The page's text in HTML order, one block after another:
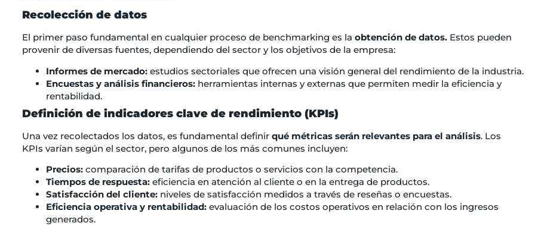
Recolección de datos
El primer paso fundamental en cualquier proceso de benchmarking es la obtención de datos.Estos pueden
provenir de diversas fuentes, dependiendo del sector y los objetivos de la empresa:
Informes de mercado:estudios sectoriales que ofrecen una visión general del rendimiento de la industria.
Encuestas y análisis financieros:herramientas internas y externas que permiten medir la eficiencia y
rentabilidad.
Definición de indicadores clave de rendimiento (KPIs)
Una vez recolectados los datos, es fundamental definir qué métricas serán relevantes para el análisis. Los
KPIs varían según el sector, pero algunos de los más comunes incluyen:
Precios:comparación de tarifas de productos o servicios con la competencia.
Tiempos de respuesta:eficiencia en atención al cliente o en la entrega de productos.
Satisfacción del cliente:niveles de satisfacción medidos a través de reseñas o encuestas.
Eficiencia operativa y rentabilidad:evaluación de los costos operativos en relación con los ingresos
generados.